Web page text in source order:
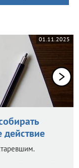
01.11.2025
действие